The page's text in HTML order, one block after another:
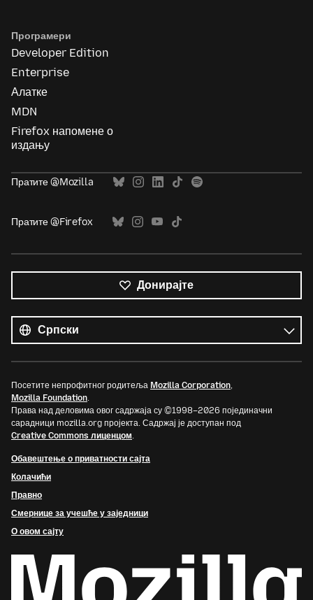
Програмери
Developer Edition
Enterprise
Алатке
MDN
Firefox напомене о
издању
Пратите @Mozilla
Пратите @Firefox
Донирајте
језици
Језик
Посетите непрофитног родитеља Mozilla Corporation,
Mozilla Foundation.
Права над деловима овог садржаја су ©1998–2026 појединачни
сарадници mozilla.org пројекта. Садржај је доступан под
Creative Commons лиценцом.
Обавештење о приватности сајта
Колачићи
Правно
Смернице за учешће у заједници
О овом сајту